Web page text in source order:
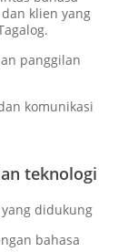
klien yang
panggilan
komunikasi
teknologi
didukung
bahasa